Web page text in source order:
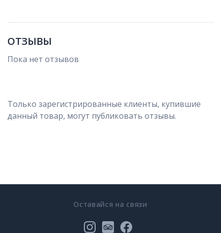
ОТЗЫВЫ
Пока нет отзывов
Только зарегистрированные клиенты, купившие
данный товар, могут публиковать отзывы.
Оставайся на связи